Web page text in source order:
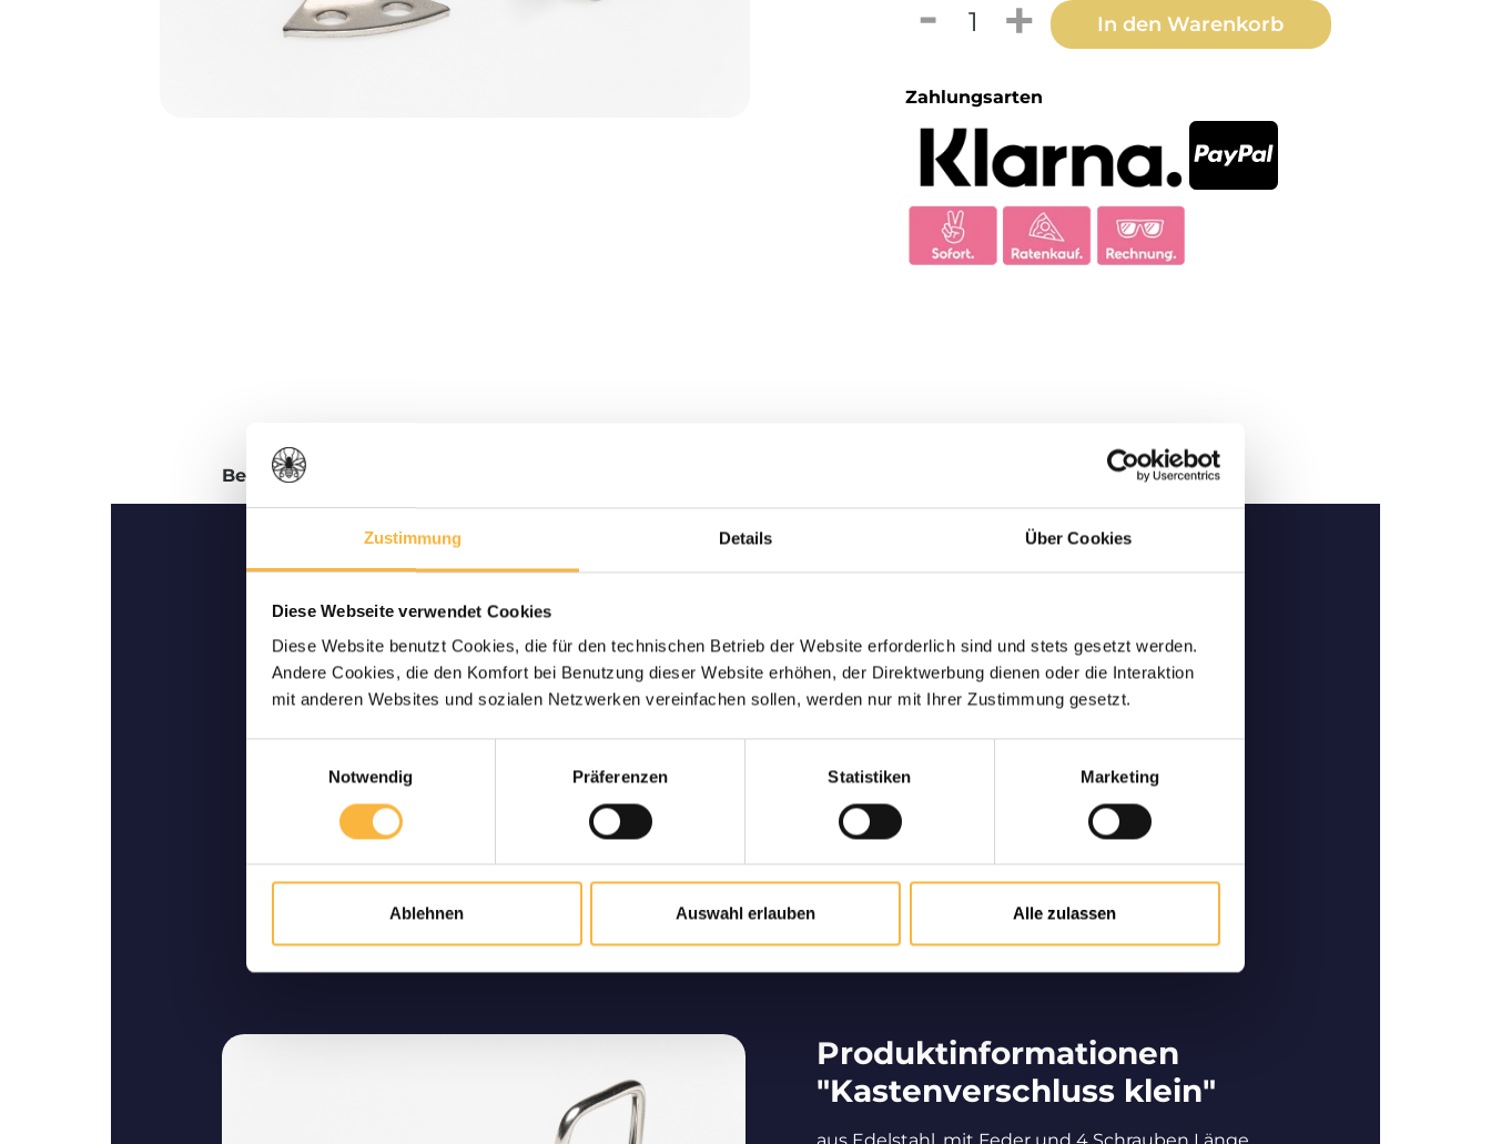
Zustimmung Details Über Cookies
Diese Webseite verwendet Cookies
Diese Website benutzt Cookies, die für den technischen Betrieb der Website erforderlich sind und stets gesetzt werden.
Andere Cookies, die den Komfort bei Benutzung dieser Website erhöhen, der Direktwerbung dienen oder die Interaktion
mit anderen Websites und sozialen Netzwerken vereinfachen sollen, werden nur mit Ihrer Zustimmung gesetzt.
Notwendig
Präferenzen Statistiken Marketing
Ablehnen Auswahl erlauben Alle zulassen
Produkt Anzahl: Gib den gewünschten
In den Warenkorb
Zahlungsarten
Beschreibung
Lebende Lieferung garantiert
Wir garantieren Ihnen eine lebende und sichere
Nur hochwertige Bienen
Langjähriger Partner und Spezialist im
deutschsprachigen Raum für den Kauf bzw. Verkauf
von hochwertigen Bienen.
Bienenzucht vom Profi
Wir tragen maßgeblich dazu bei, dass Bienen im
deutschsprachigen Raum vermehrt werden.
Produktinformationen
"Kastenverschluss klein"
aus Edelstahl, mit Feder und 4 Schrauben Länge